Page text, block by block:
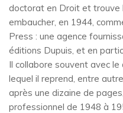
doctorat en Droit et trouve
embaucher, en 1944,
Press : une agence
éditions Dupuis, et en
Il collabore souvent avec
lequel il reprend, entre
après une dizaine de
professionnel de 1948 à